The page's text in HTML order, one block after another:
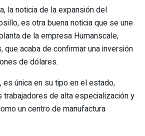
la noticia de la expansión del
es otra buena noticia que se une
de la empresa Humanscale,
que acaba de confirmar una inversión
de dólares.
es única en su tipo en el estado,
trabajadores de alta especialización y
un centro de manufactura